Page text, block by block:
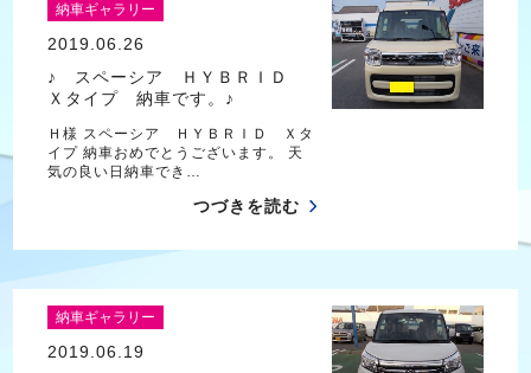
納車ギャラリー
2019.06.26
♪ スペーシア ＨＹＢＲＩＤ
Ｘタイプ 納車です。♪
Ｈ様 スペーシア ＨＹＢＲＩＤ Ｘタ
イプ 納車おめでとうございます。 天
気の良い日納車でき…
つづきを読む
納車ギャラリー
2019.06.19